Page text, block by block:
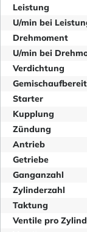
Leistung
U/min bei
Drehmoment
U/min bei
Verdichtung
Starter
Kupplung
Zündung
Antrieb
Getriebe
Ganganzahl
Zylinderzahl
Taktung
Ventile pro